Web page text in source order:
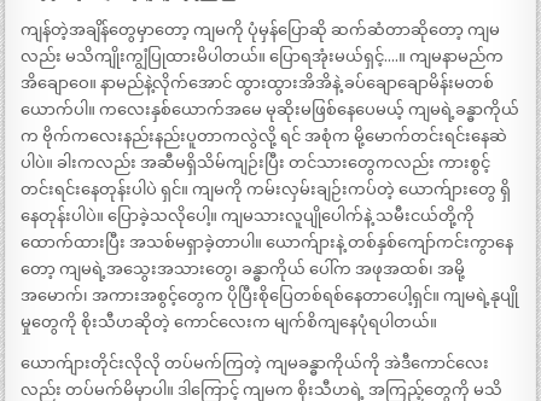
ကျန်တဲ့အချိန်တွေမှာတော့ ကျမကို ပုံမှန်ပြောဆို ဆက်ဆံတာဆိုတော့ ကျမ
လည်း မသိကျိုးကျွံပြုထားမိပါတယ်။ ပြောရအုံးမယ်ရှင့်….။ ကျမနာမည်က
အိချောဝေ။ နာမည်နဲ့လိုက်အောင် ထွားထွားအိအိနဲ့ ခပ်ချောချောမိန်းမတစ်
ယောက်ပါ။ ကလေးနှစ်ယောက်အမေ မုဆိုးမဖြစ်နေပေမယ့် ကျမရဲ့ခန္ဓာကိုယ်
က ဗိုက်ကလေးနည်းနည်းပူတာကလွဲလို့ ရင် အစုံက မို့မောက်တင်းရင်းနေဆဲ
ပါပဲ။ ခါးကလည်း အဆီမရှိသိမ်ကျဉ်းပြီး တင်သားတွေကလည်း ကားစွင့်
တင်းရင်းနေတုန်းပါပဲ ရှင်။ ကျမကို ကမ်းလှမ်းချဉ်းကပ်တဲ့ ယောက်ျားတွေ ရှိ
နေတုန်းပါပဲ။ ပြောခဲ့သလိုပေါ့။ ကျမသားလူပျိုပေါက်နဲ့ သမီးငယ်တို့ကို
ထောက်ထားပြီး အသစ်မရှာခဲ့တာပါ။ ယောက်ျားနဲ့ တစ်နှစ်ကျော်ကင်းကွာနေ
တော့ ကျမရဲ့အသွေးအသားတွေ၊ ခန္ဓာကိုယ် ပေါ်က အဖုအထစ်၊ အမို့
အမောက်၊ အကားအစွင့်တွေက ပိုပြီးစိုပြေတစ်ရစ်နေတာပေါ့ရှင်။ ကျမရဲ့နုပျို
မှုတွေကို စိုးသီဟဆိုတဲ့ ကောင်လေးက မျက်စိကျနေပုံရပါတယ်။
ယောက်ျားတိုင်းလိုလို တပ်မက်ကြတဲ့ ကျမခန္ဓာကိုယ်ကို အဲဒီကောင်လေး
လည်း တပ်မက်မိမှာပါ။ ဒါကြောင့် ကျမက စိုးသီဟရဲ့ အကြည့်တွေကို မသိ